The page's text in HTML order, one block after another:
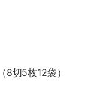
切5枚12袋）